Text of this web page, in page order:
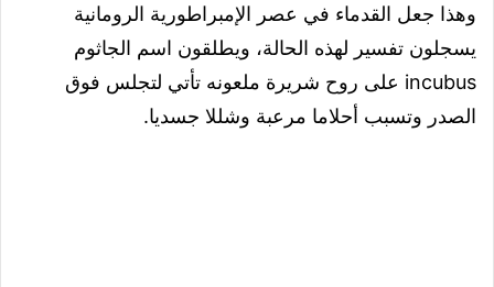
وهذا جعل القدماء في عصر الإمبراطورية الرومانية
يسجلون تفسير لهذه الحالة، ويطلقون اسم الجاثوم
incubus على روح شريرة ملعونه تأتي لتجلس فوق
الصدر وتسبب أحلاما مرعبة وشللا جسديا.